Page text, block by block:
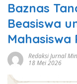
Baznas
Beasiswa
Mahasiswa
Redaksi Jurnal
18 Mei 2026